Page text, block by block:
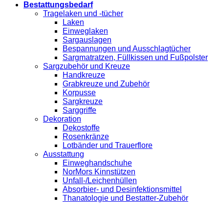
Bestattungsbedarf
Tragelaken und -tücher
Laken
Einweglaken
Sargauslagen
Bespannungen und Ausschlagtücher
Sargmatratzen, Füllkissen und Fußpolster
Sargzubehör und Kreuze
Handkreuze
Grabkreuze und Zubehör
Korpusse
Sargkreuze
Sarggriffe
Dekoration
Dekostoffe
Rosenkränze
Lotbänder und Trauerflore
Ausstattung
Einweghandschuhe
NorMors Kinnstützen
Unfall-/Leichenhüllen
Absorbier- und Desinfektionsmittel
Thanatologie und Bestatter-Zubehör